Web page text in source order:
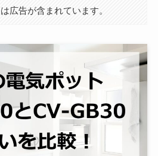
広告が含まれています。